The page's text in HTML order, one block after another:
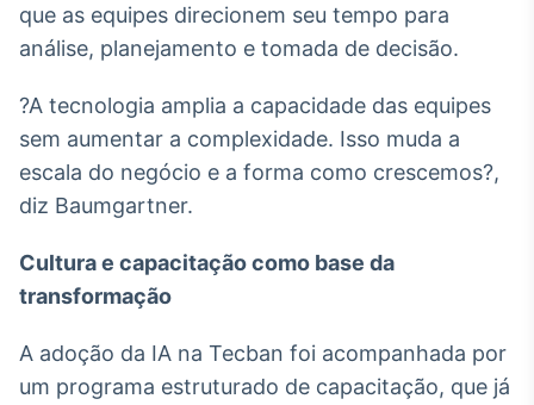
que as equipes direcionem seu tempo para
análise, planejamento e tomada de decisão.
?A tecnologia amplia a capacidade das equipes
sem aumentar a complexidade. Isso muda a
escala do negócio e a forma como crescemos?,
diz Baumgartner.
Cultura e capacitação como base da
transformação
A adoção da IA na Tecban foi acompanhada por
um programa estruturado de capacitação, que já